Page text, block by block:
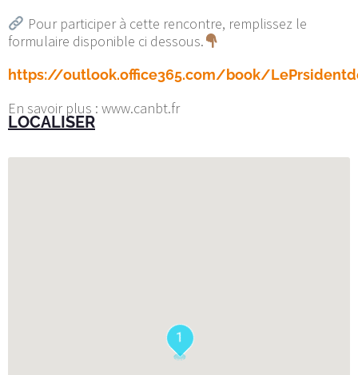
Pour participer à cette rencontre, remplissez le
formulaire disponible ci dessous.
https://outlook.office365.com/book/
En savoir plus : www.canbt.fr
LOCALISER
1